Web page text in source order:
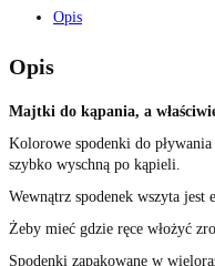
Opis
Opis
Majtki do kąpania, a
Kolorowe spodenki do
szybko wyschną po kąpieli.
Wewnątrz spodenek wszyta
Żeby mieć gdzie ręce włożyć
Spodenki zapakowane w